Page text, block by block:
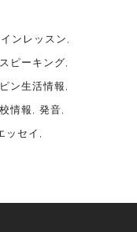
ンレッスン
スピーキング
ン生活情報
情報
発音
ッセイ